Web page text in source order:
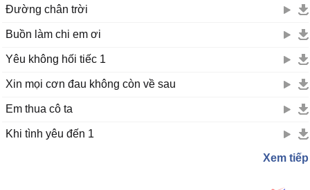
Đường chân trời
Buồn làm chi em ơi
Yêu không hối tiếc 1
Xin mọi cơn đau không còn về sau
Em thua cô ta
Khi tình yêu đến 1
Xem tiếp